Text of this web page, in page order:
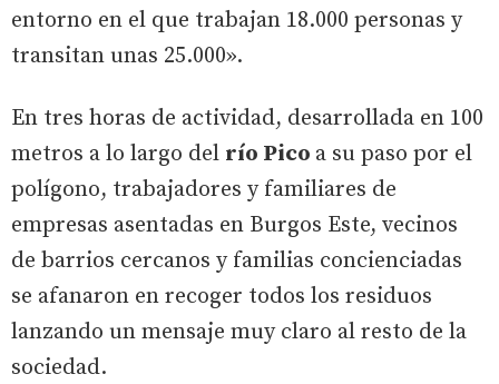
entorno en el que trabajan 18.000 personas y
transitan unas 25.000».
En tres horas de actividad, desarrollada en 100
metros a lo largo del río Pico a su paso por el
polígono, trabajadores y familiares de
empresas asentadas en Burgos Este, vecinos
de barrios cercanos y familias concienciadas
se afanaron en recoger todos los residuos
lanzando un mensaje muy claro al resto de la
sociedad.